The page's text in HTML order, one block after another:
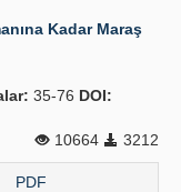
Kadar Maraş
35-76 DOI:
10664
3212
PDF